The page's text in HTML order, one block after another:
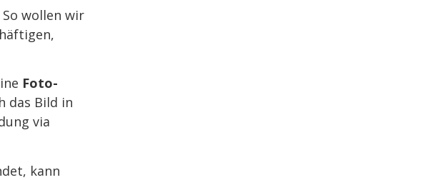
wollen wir
Foto-
das Bild in
via
kann